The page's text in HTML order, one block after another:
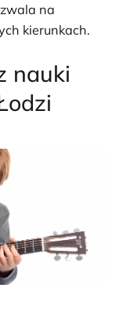
na
kierunkach.
nauki